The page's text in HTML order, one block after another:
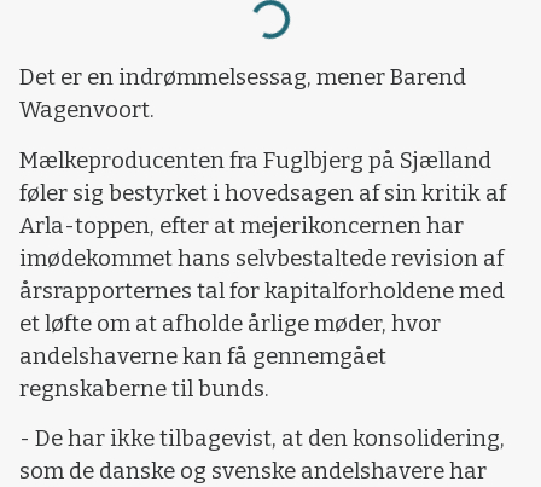
Loading...
Det er en indrømmelsessag, mener Barend
Wagenvoort.
Mælkeproducenten fra Fuglbjerg på Sjælland
føler sig bestyrket i hovedsagen af sin kritik af
Arla-toppen, efter at mejerikoncernen har
imødekommet hans selvbestaltede revision af
årsrapporternes tal for kapitalforholdene med
et løfte om at afholde årlige møder, hvor
andelshaverne kan få gennemgået
regnskaberne til bunds.
- De har ikke tilbagevist, at den konsolidering,
som de danske og svenske andelshavere har